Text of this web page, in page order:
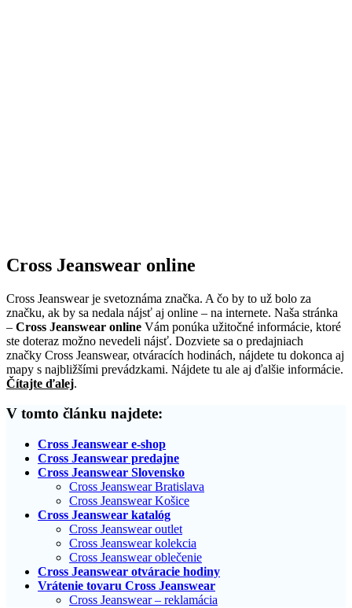
Cross Jeanswear online
Cross Jeanswear je svetoznáma značka. A čo by to už bolo za
značku, ak by sa nedala nájsť aj online – na internete. Naša stránka
– Cross Jeanswear online Vám ponúka užitočné informácie, ktoré
ste doteraz možno nevedeli nájsť. Dozviete sa o predajniach
značky Cross Jeanswear, otváracích hodinách, nájdete tu dokonca aj
mapy s najbližšími prevádzkami. Nájdete tu ale aj ďalšie informácie.
Čítajte ďalej.
V tomto článku najdete:
Cross Jeanswear e-shop
Cross Jeanswear predajne
Cross Jeanswear Slovensko
Cross Jeanswear Bratislava
Cross Jeanswear Košice
Cross Jeanswear katalóg
Cross Jeanswear outlet
Cross Jeanswear kolekcia
Cross Jeanswear oblečenie
Cross Jeanswear otváracie hodiny
Vrátenie tovaru Cross Jeanswear
Cross Jeanswear – reklamácia